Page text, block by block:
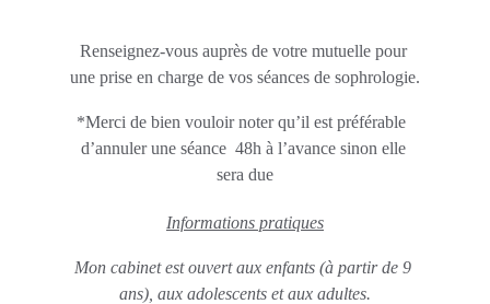
Renseignez-vous auprès de votre mutuelle pour
une prise en charge de vos séances de sophrologie.
*Merci de bien vouloir noter qu’il est préférable
d’annuler une séance  48h à l’avance sinon elle
sera due
Informations pratiques
Mon cabinet est ouvert aux enfants (à partir de 9
ans), aux adolescents et aux adultes.